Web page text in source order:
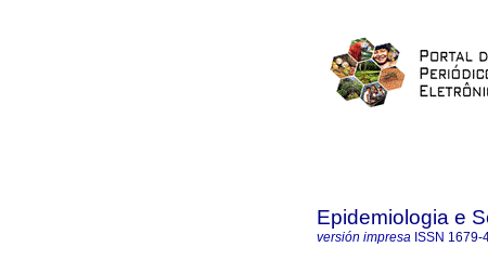
Epidemiologia e
versión impresa ISSN 1679-